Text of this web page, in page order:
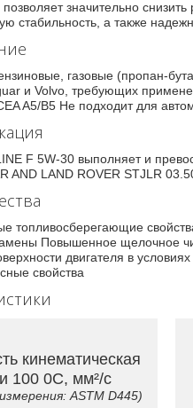
позволяет значительно
стабильность, а также
газовые (пропан-
и Volvo, требующих
A5/B5 Не подходит для
F 5W-30 выполняет и
AND LAND ROVER STJLR
топливосберегающие
Повышенное щелочное
двигателя в
свойства
кинематическая
100 0C, мм²/с
ASTM D445)